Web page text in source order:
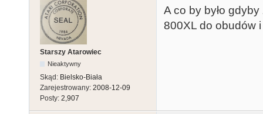
Starszy Atarowiec
Nieaktywny
Skąd: Bielsko-Biała
Zarejestrowany: 2008-12-09
Posty: 2,907
A co by było
800XL do obudów